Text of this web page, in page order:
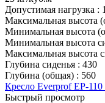
Допустимая нагрузка :
Максимальная высота
Минимальная высота
Минимальная высота
Максимальная высота
Глубина сиденья : 430
Глубина (общая) : 560
Кресло Everprof EP-
Быстрый просмотр